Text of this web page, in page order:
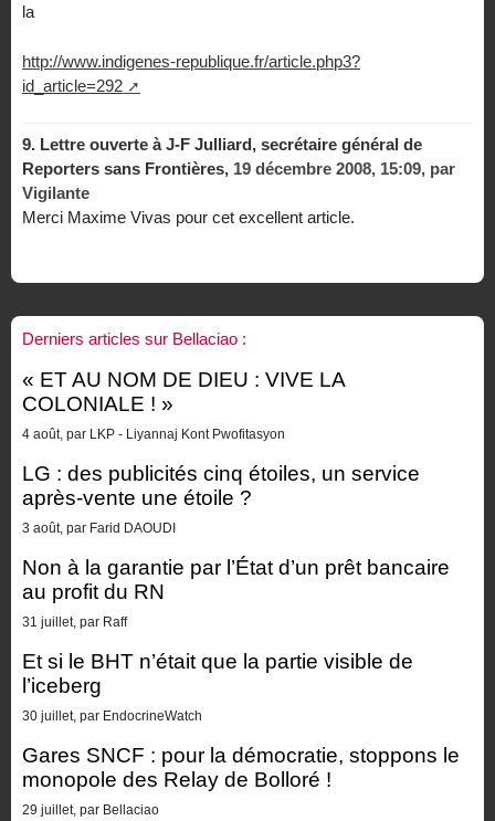
la
http://www.indigenes-republique.fr/article.php3?
id_article=292
9. Lettre ouverte à J-F Julliard, secrétaire général de
Reporters sans Frontières, 19 décembre 2008, 15:09, par
Vigilante
Merci Maxime Vivas pour cet excellent article.
Derniers articles sur Bellaciao :
« ET AU NOM DE DIEU : VIVE LA
COLONIALE ! »
4 août, par LKP - Liyannaj Kont Pwofitasyon
LG : des publicités cinq étoiles, un service
après-vente une étoile ?
3 août, par Farid DAOUDI
Non à la garantie par l’État d’un prêt bancaire
au profit du RN
31 juillet, par Raff
Et si le BHT n’était que la partie visible de
l’iceberg
30 juillet, par EndocrineWatch
Gares SNCF : pour la démocratie, stoppons le
monopole des Relay de Bolloré !
29 juillet, par Bellaciao